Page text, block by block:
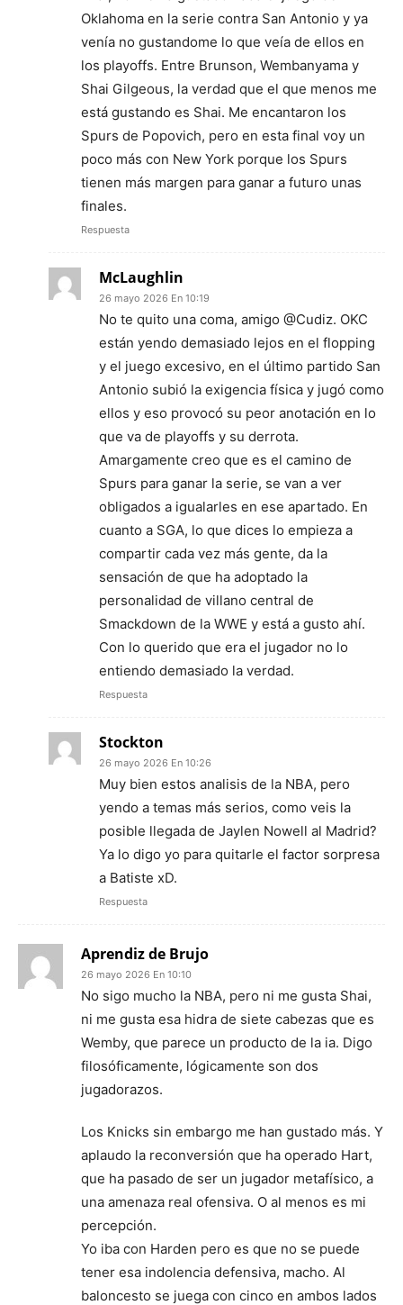
Oklahoma en la serie contra San Antonio y ya
venía no gustandome lo que veía de ellos en
los playoffs. Entre Brunson, Wembanyama y
Shai Gilgeous, la verdad que el que menos me
está gustando es Shai. Me encantaron los
Spurs de Popovich, pero en esta final voy un
poco más con New York porque los Spurs
tienen más margen para ganar a futuro unas
finales.
Respuesta
McLaughlin
26 mayo 2026 En 10:19
No te quito una coma, amigo @Cudiz. OKC
están yendo demasiado lejos en el flopping
y el juego excesivo, en el último partido San
Antonio subió la exigencia física y jugó como
ellos y eso provocó su peor anotación en lo
que va de playoffs y su derrota.
Amargamente creo que es el camino de
Spurs para ganar la serie, se van a ver
obligados a igualarles en ese apartado. En
cuanto a SGA, lo que dices lo empieza a
compartir cada vez más gente, da la
sensación de que ha adoptado la
personalidad de villano central de
Smackdown de la WWE y está a gusto ahí.
Con lo querido que era el jugador no lo
entiendo demasiado la verdad.
Respuesta
Stockton
26 mayo 2026 En 10:26
Muy bien estos analisis de la NBA, pero
yendo a temas más serios, como veis la
posible llegada de Jaylen Nowell al Madrid?
Ya lo digo yo para quitarle el factor sorpresa
a Batiste xD.
Respuesta
Aprendiz de Brujo
26 mayo 2026 En 10:10
No sigo mucho la NBA, pero ni me gusta Shai,
ni me gusta esa hidra de siete cabezas que es
Wemby, que parece un producto de la ia. Digo
filosóficamente, lógicamente son dos
jugadorazos.
Los Knicks sin embargo me han gustado más. Y
aplaudo la reconversión que ha operado Hart,
que ha pasado de ser un jugador metafísico, a
una amenaza real ofensiva. O al menos es mi
percepción.
Yo iba con Harden pero es que no se puede
tener esa indolencia defensiva, macho. Al
baloncesto se juega con cinco en ambos lados